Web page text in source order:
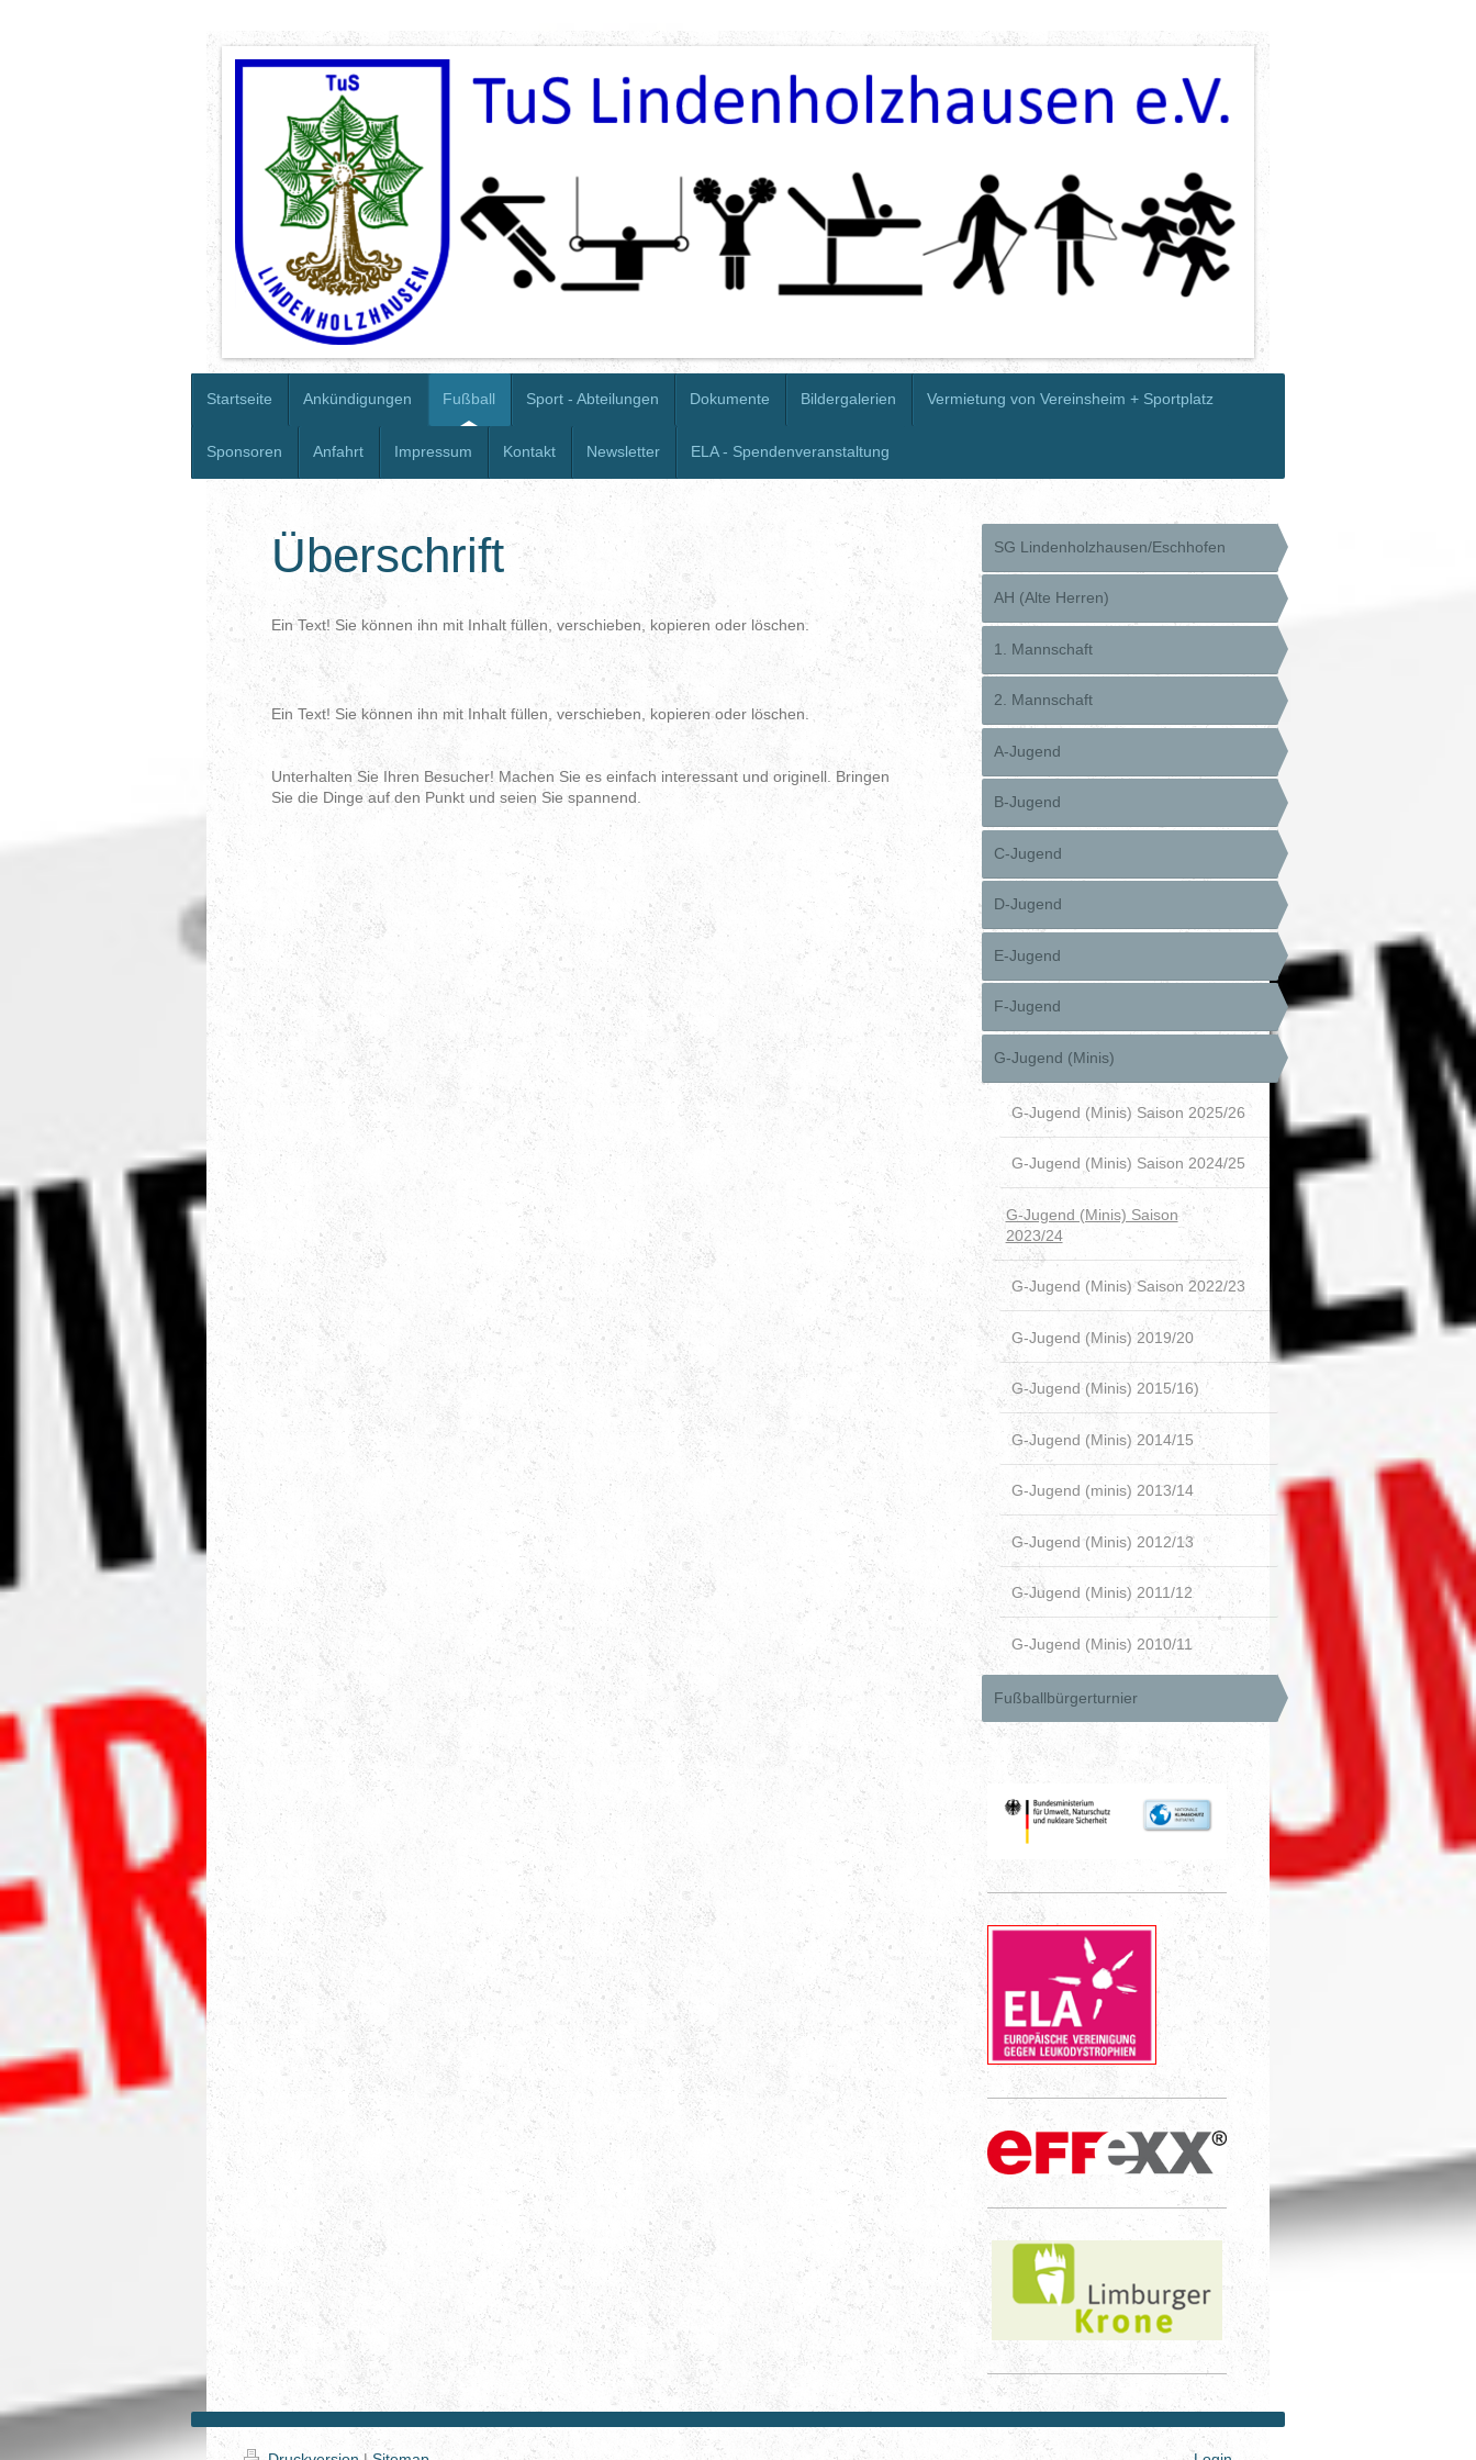
Startseite Ankündigungen Fußball Sport - Abteilungen Dokumente Bildergalerien Vermietung von Vereinsheim + Sportplatz
Sponsoren Anfahrt Impressum Kontakt Newsletter ELA - Spendenveranstaltung
Überschrift
Ein Text! Sie können ihn mit Inhalt füllen, verschieben, kopieren oder löschen.
Ein Text! Sie können ihn mit Inhalt füllen, verschieben, kopieren oder löschen.
Unterhalten Sie Ihren Besucher! Machen Sie es einfach interessant und originell. Bringen
Sie die Dinge auf den Punkt und seien Sie spannend.
SG Lindenholzhausen/Eschhofen
AH (Alte Herren)
1. Mannschaft
2. Mannschaft
A-Jugend
B-Jugend
C-Jugend
D-Jugend
E-Jugend
F-Jugend
G-Jugend (Minis)
G-Jugend (Minis) Saison 2025/26
G-Jugend (Minis) Saison 2024/25
G-Jugend (Minis) Saison
2023/24
G-Jugend (Minis) Saison 2022/23
G-Jugend (Minis) 2019/20
G-Jugend (Minis) 2015/16)
G-Jugend (Minis) 2014/15
G-Jugend (minis) 2013/14
G-Jugend (Minis) 2012/13
G-Jugend (Minis) 2011/12
G-Jugend (Minis) 2010/11
Fußballbürgerturnier